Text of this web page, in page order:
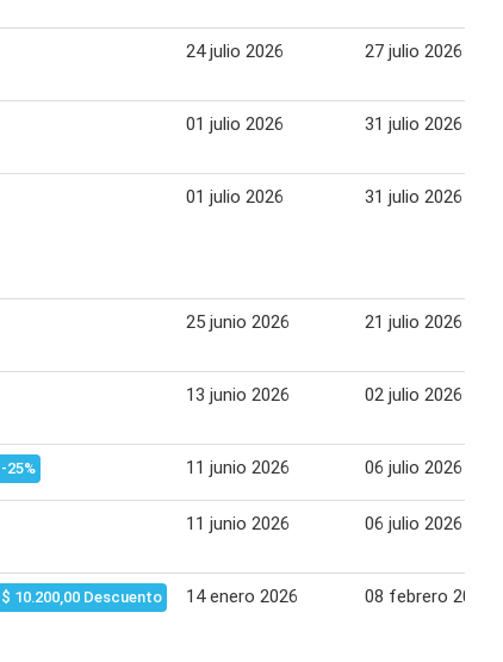
24 julio 2026 27 julio 2026
01 julio 2026 31 julio 2026
01 julio 2026 31 julio 2026
25 junio 2026 21 julio 2026
13 junio 2026 02 julio 2026
-25% 11 junio 2026 06 julio 2026
11 junio 2026 06 julio 2026
$ 10.200,00 Descuento 14 enero 2026 08 febrero 2026